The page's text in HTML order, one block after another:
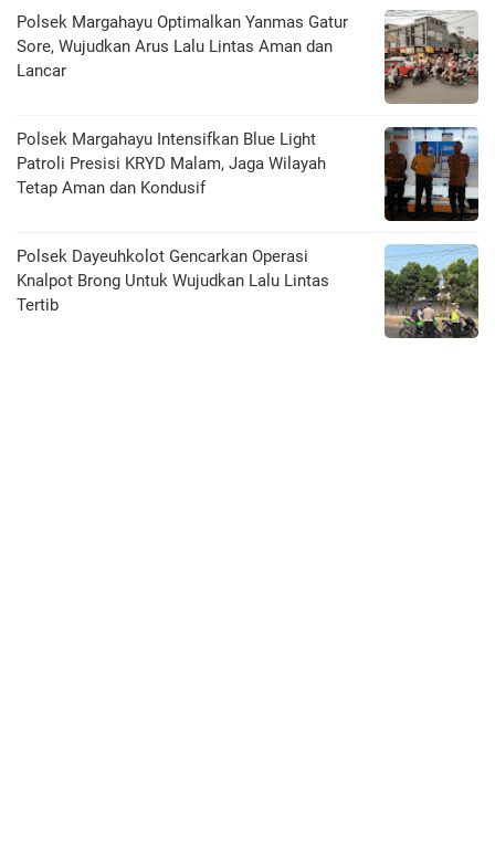
Polsek Margahayu Optimalkan Yanmas Gatur
Sore, Wujudkan Arus Lalu Lintas Aman dan
Lancar
Polsek Margahayu Intensifkan Blue Light
Patroli Presisi KRYD Malam, Jaga Wilayah
Tetap Aman dan Kondusif
Polsek Dayeuhkolot Gencarkan Operasi
Knalpot Brong Untuk Wujudkan Lalu Lintas
Tertib